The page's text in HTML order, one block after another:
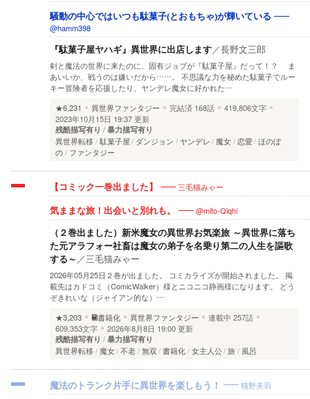
騒動の中心ではいつも駄菓子(とおもちゃ)が輝いている
@hamm398
『駄菓子屋ヤハギ』異世界に出店します／長野文三郎
剣と魔法の世界に来たのに、固有ジョブが『駄菓子屋』だって！？ ま
あいいか、戦うのは嫌いだから……。 不思議な力を秘めた駄菓子でルー
キー冒険者を応援したり、ヤンデレ魔女に好かれた…
★6,231
異世界ファンタジー 完結済 168話
419,806文字
2023年10月15日 19:37 更新
残酷描写有り 暴力描写有り
異世界転移 駄菓子屋 ダンジョン ヤンデレ 魔女 恋愛 ほのぼ
の
ファンタジー
【コミック一巻出ました】 三毛猫みゃー
気ままな旅！出会いと別れも。 @mito-Qlqhi
（２巻出ました）新米魔女の異世界お気楽旅 ～異世界に落ち
た元アラフォー社畜は魔女の弟子を名乗り第二の人生を謳歌
する～ ／三毛猫みゃー
2026年05月25日２巻が出ました。 コミカライズが開始されました。 掲
載先はカドコミ（ComicWalker）様とニコニコ静画様になります。 どう
ぞきれいな（ジャイアン的な）…
★3,203
書籍化 異世界ファンタジー 連載中 257話
609,353文字
2026年8月8日 19:00 更新
残酷描写有り 暴力描写有り
異世界転移 魔女 不老 無双 書籍化 女主人公 旅 風呂
魔法のトランク片手に異世界を楽しもう！ 猫野美羽